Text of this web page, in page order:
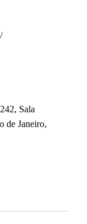
Sala
de Janeiro,